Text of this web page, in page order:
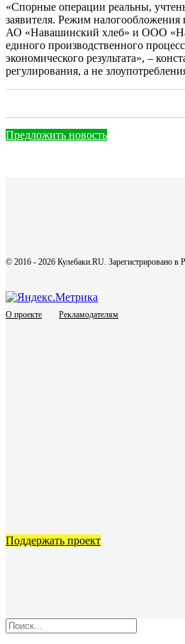
«Спорные операции реальны,
заявителя. Режим налогообложения
АО «Навашинский хлеб» и ООО
единого производственного
экономического результата», –
регулирования, а не
Предложить новость
© 2016 - 2026 Кулебаки.RU. Зарегистрировано
О проекте Рекламодателям
Поддержать проект